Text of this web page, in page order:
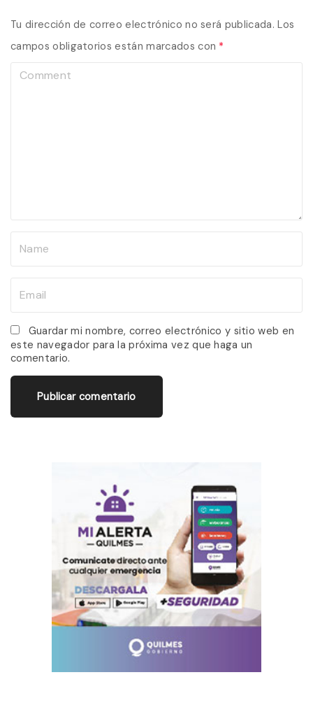
Tu dirección de correo electrónico no será publicada. Los
campos obligatorios están marcados con *
*
a
i
l
Guardar mi nombre, correo electrónico y sitio web en
este navegador para la próxima vez que haga un
comentario.